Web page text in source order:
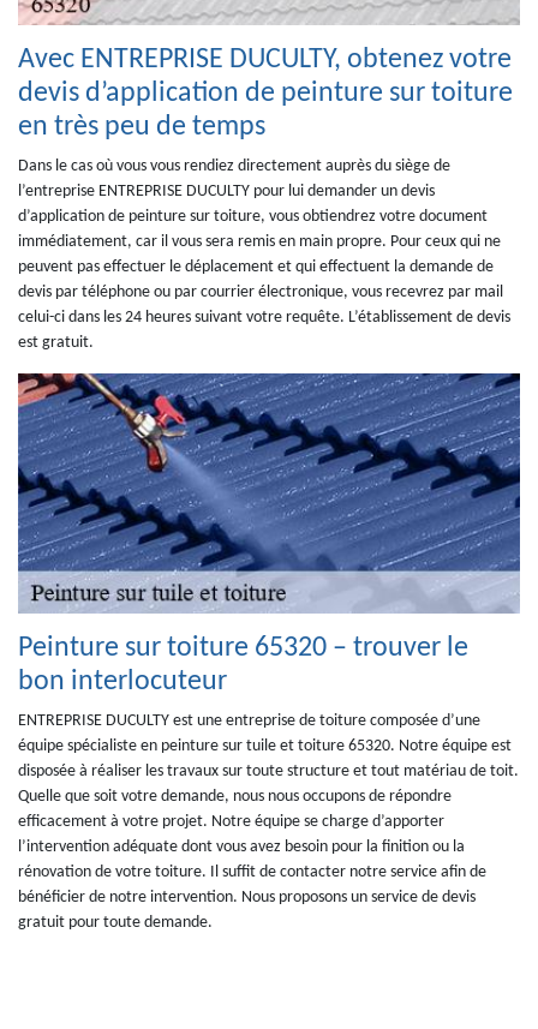
Avec ENTREPRISE DUCULTY, obtenez votre
devis d’application de peinture sur toiture
en très peu de temps
Dans le cas où vous vous rendiez directement auprès du siège de
l’entreprise ENTREPRISE DUCULTY pour lui demander un devis
d’application de peinture sur toiture, vous obtiendrez votre document
immédiatement, car il vous sera remis en main propre. Pour ceux qui ne
peuvent pas effectuer le déplacement et qui effectuent la demande de
devis par téléphone ou par courrier électronique, vous recevrez par mail
celui-ci dans les 24 heures suivant votre requête. L’établissement de devis
est gratuit.
Peinture sur toiture 65320 – trouver le
bon interlocuteur
ENTREPRISE DUCULTY est une entreprise de toiture composée d’une
équipe spécialiste en peinture sur tuile et toiture 65320. Notre équipe est
disposée à réaliser les travaux sur toute structure et tout matériau de toit.
Quelle que soit votre demande, nous nous occupons de répondre
efficacement à votre projet. Notre équipe se charge d’apporter
l’intervention adéquate dont vous avez besoin pour la finition ou la
rénovation de votre toiture. Il suffit de contacter notre service afin de
bénéficier de notre intervention. Nous proposons un service de devis
gratuit pour toute demande.